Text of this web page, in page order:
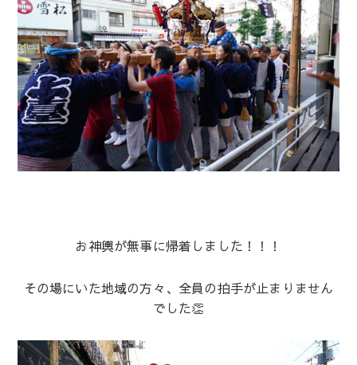
お神輿が無事に帰着しました！！！
その場にいた地域の方々、全員の拍手が止まりません
でした👏